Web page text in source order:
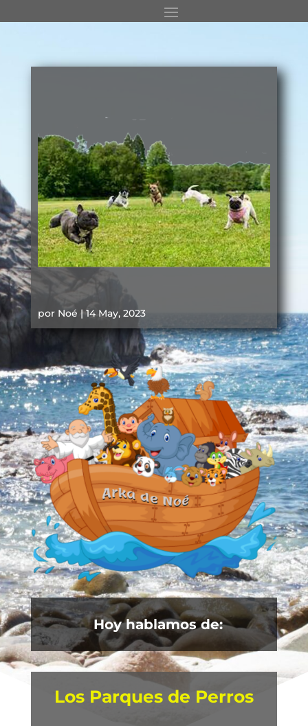
por Noé |14 May, 2023
Hoy hablamos de:
Los Parques de Perros